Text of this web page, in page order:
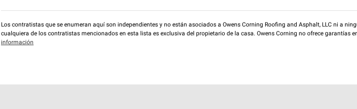
Los contratistas que se enumeran aquí son independientes y no están asociados a Owens Corning Roofing and Asphalt, LLC ni a
cualquiera de los contratistas mencionados en esta lista es exclusiva del propietario de la casa. Owens Corning no ofrece
información